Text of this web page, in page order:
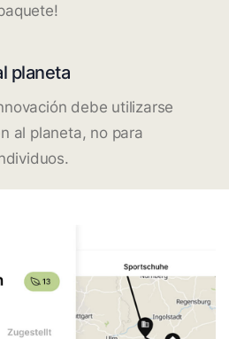
planeta
debe utilizarse
al planeta, no para